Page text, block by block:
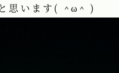
思います( ^ω^ )